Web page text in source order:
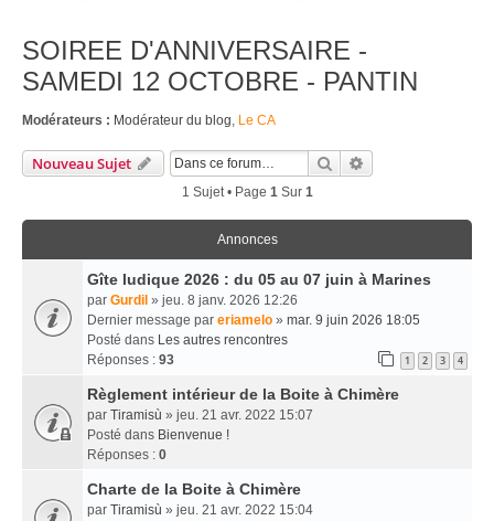
SOIREE D'ANNIVERSAIRE -
SAMEDI 12 OCTOBRE - PANTIN
Modérateurs : Modérateur du blog, Le CA
Nouveau Sujet Rechercher
1 Sujet • Page 1Sur 1
Annonces
Gîte ludique 2026 : du 05 au 07 juin à Marines
par Gurdil » jeu. 8 janv. 2026 12:26
Dernier message par eriamelo » mar. 9 juin 2026 18:05
Posté dans Les autres rencontres
Réponses : 93 1 2 3 4
Règlement intérieur de la Boite à Chimère
par Tiramisù » jeu. 21 avr. 2022 15:07
Posté dans Bienvenue !
Réponses : 0
Charte de la Boite à Chimère
par Tiramisù » jeu. 21 avr. 2022 15:04